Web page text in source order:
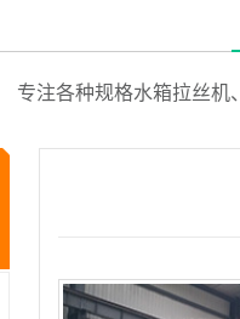
专注各种规格水箱拉丝机